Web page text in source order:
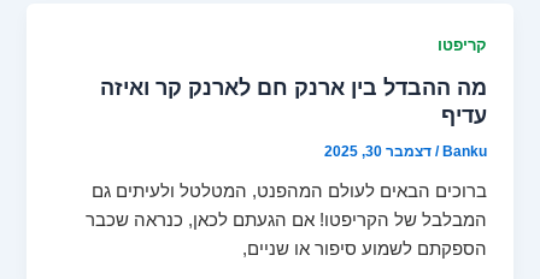
קריפטו
מה ההבדל בין ארנק חם לארנק קר ואיזה
עדיף
Banku
/דצמבר 30, 2025
ברוכים הבאים לעולם המהפנט, המטלטל ולעיתים גם
המבלבל של הקריפטו! אם הגעתם לכאן, כנראה שכבר
הספקתם לשמוע סיפור או שניים,